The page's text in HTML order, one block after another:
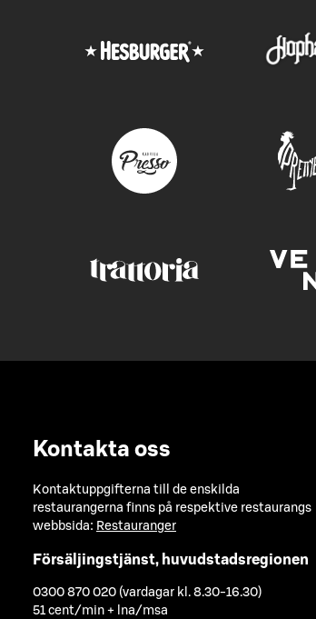
Kontakta oss
Kontaktuppgifterna till de enskilda
restaurangerna finns på respektive restaurangs
webbsida: Restauranger
Försäljingstjänst, huvudstadsregionen
0300 870 020 (vardagar kl. 8.30-16.30)
51 cent/min + lna/msa